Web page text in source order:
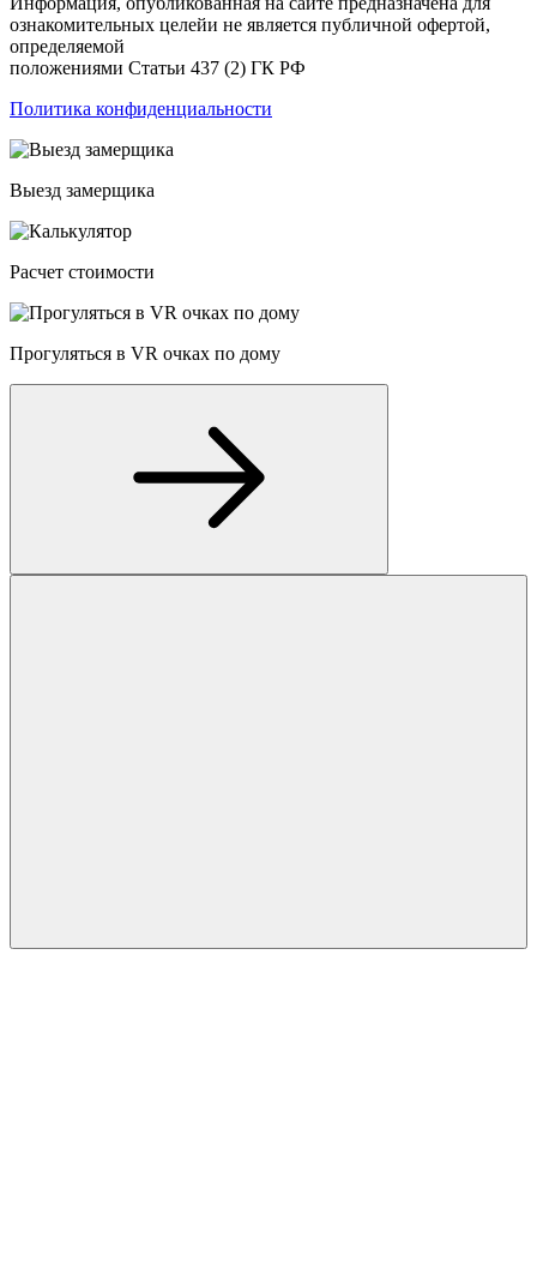
ознакомительных целейи не является публичной офертой,
определяемой
положениями Статьи 437 (2) ГК РФ
Политика конфиденциальности
Выезд замерщика
Расчет стоимости
Прогуляться в VR очках по дому